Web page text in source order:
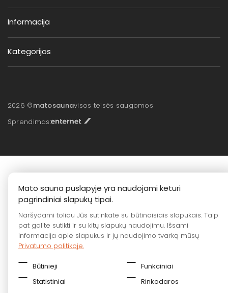
Informacija
Kategorijos
2026 ©matosaunavisos teisės saugomos
Sprendimas:
Mato sauna puslapyje yra naudojami keturi
pagrindiniai slapukų tipai.
Naršydami toliau Jūs sutinkate su būtinaisiais slapukais. Taip
pat galite sutikti ir su kitų slapukų naudojimu. Išsami
informacija apie slapukus ir jų naudojimo tvarką mūsų
Privatumo politikoje.
Būtinieji
Funkciniai
Statistiniai
Rinkodaros